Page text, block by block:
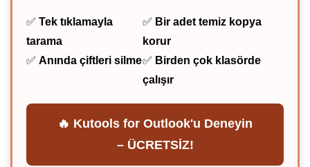
✅ Tek tıklamayla
tarama
✅ Anında çiftleri silme
✅ Bir adet temiz kopya
korur
✅ Birden çok klasörde
çalışır
🔥 Kutools for Outlook'u Deneyin
– ÜCRETSİZ!